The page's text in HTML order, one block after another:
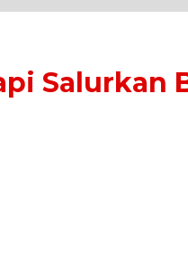
Salurkan